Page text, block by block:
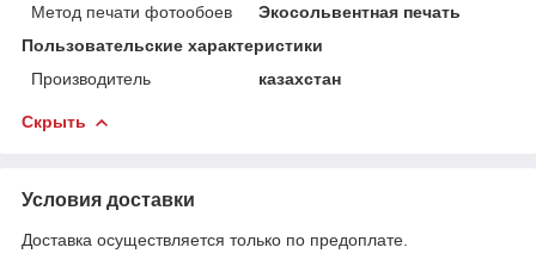
Метод печати фотообоев
Экосольвентная печать
Пользовательские характеристики
Производитель
казахстан
Скрыть
Условия доставки
Доставка осуществляется только по предоплате.